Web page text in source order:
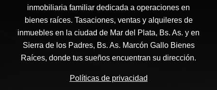
inmobiliaria familiar dedicada a operaciones en
bienes raíces. Tasaciones, ventas y alquileres de
inmuebles en la ciudad de Mar del Plata, Bs. As. y en
Sierra de los Padres, Bs. As. Marcón Gallo Bienes
Raíces, donde tus sueños encuentran su dirección.
Políticas de privacidad